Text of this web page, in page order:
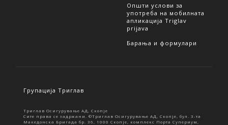
Општи услови за
употреба на мобилната
апликација Triglav
prijava
Барања и формулари
Групација Триглав
Триглав Осигурување АД, Скопје
Сите права се задржани. ©Триглав Осигурување АД, Скопје, бул. 3-та
Македонска Бригада бр. 36, 1000 Скопје, комплекс Порта Супериум,